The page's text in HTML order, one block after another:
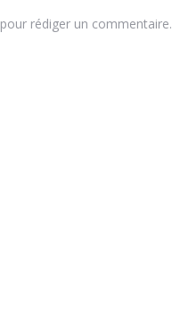
pour rédiger un commentaire.